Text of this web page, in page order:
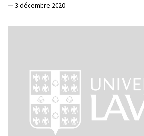
— 3 décembre 2020